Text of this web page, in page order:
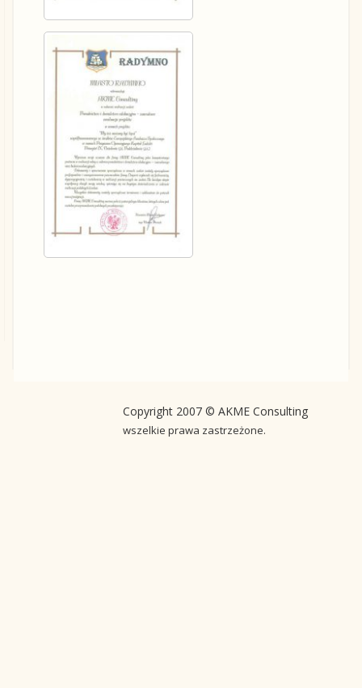
Copyright 2007 © AKME Consulting
wszelkie prawa zastrzeżone.